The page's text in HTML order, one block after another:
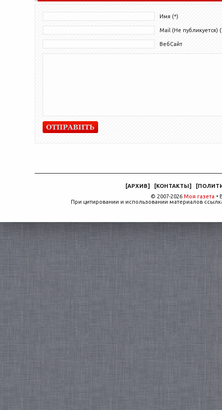
Имя (*)
Mail (Не публикуется)
ВебСайт
[АРХИВ] [КОНТАКТЫ] [
© 2007-2026 Моя газета •
При цитировании и использовании материалов